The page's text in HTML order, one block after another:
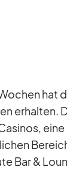
hat
er­hal­ten.
Bar &